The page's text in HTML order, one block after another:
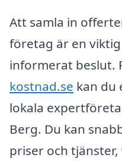
Att samla in
företag är en
informerat beslut.
kostnad.se kan du
lokala
Berg. Du kan
priser och